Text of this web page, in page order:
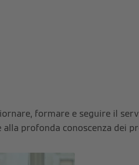
formare e seguire il
profonda conoscenza dei